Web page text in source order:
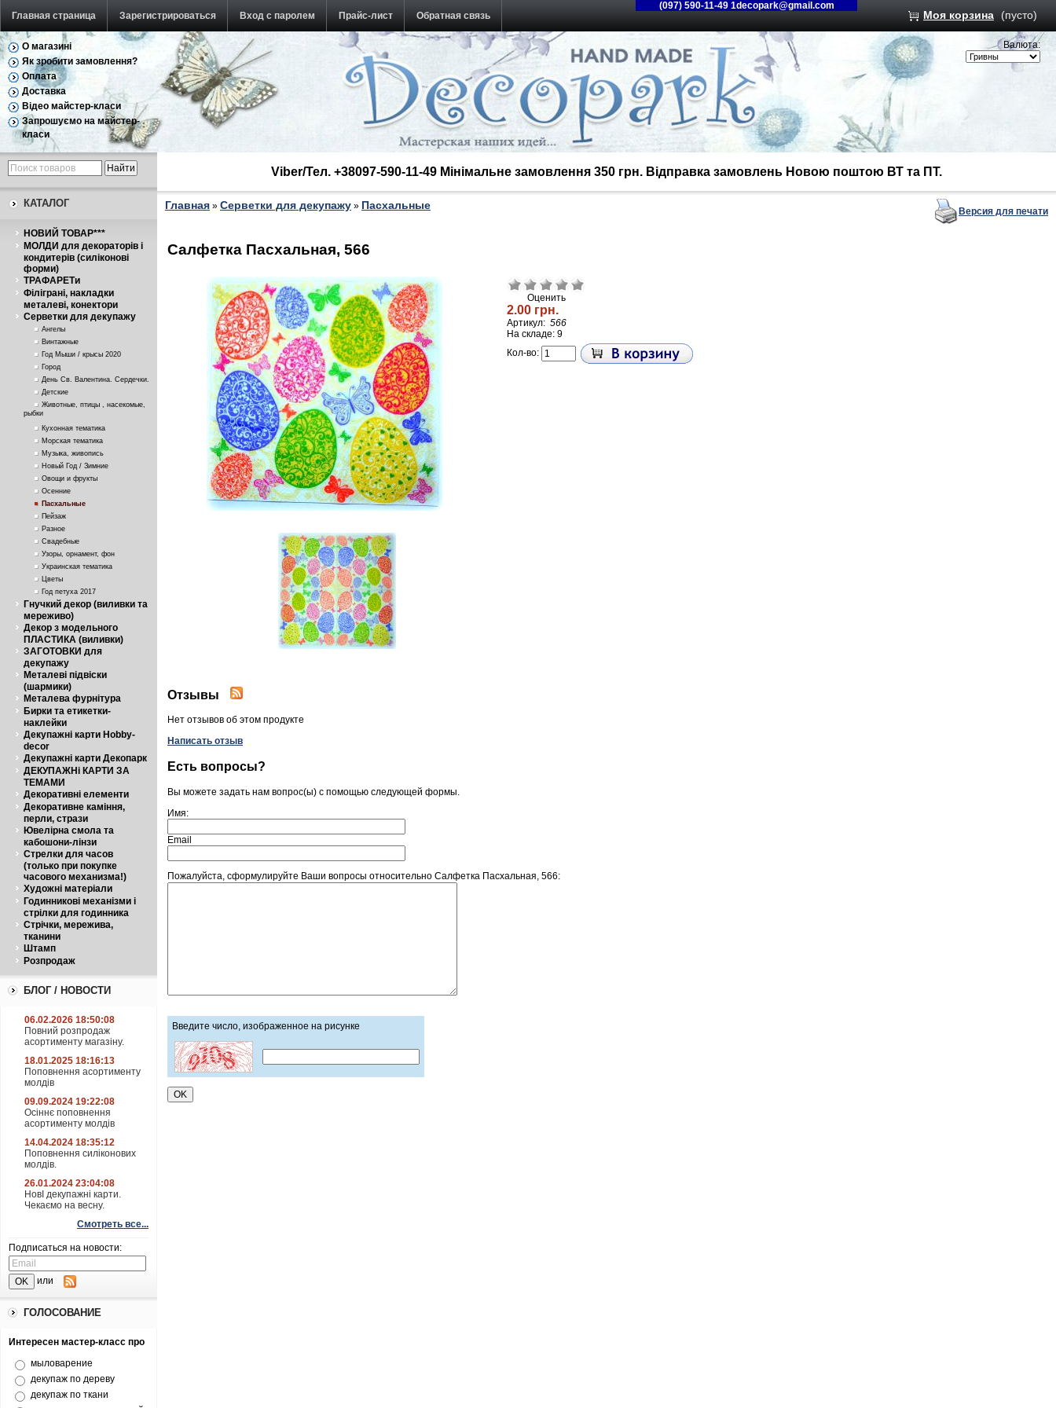
Главная страница Зарегистрироваться Вход с паролем Прайс-лист Обратная связь
(097) 590-11-49 1decopark@gmail.com
Моя корзина (пусто)
О магазині
Як зробити замовлення?
Оплата
Доставка
Відео майстер-класи
Запрошуємо на майстер-
класи
Валюта:
КАТАЛОГ
НОВИЙ ТОВАР***
МОЛДИ для декораторів і
кондитерів (силіконові
форми)
ТРАФАРЕТи
Філіграні, накладки
металеві, конектори
Серветки для декупажу
Ангелы
Винтажные
Год Мыши / крысы 2020
Город
День Св. Валентина. Сердечки.
Детские
Животные, птицы , насекомые,
рыбки
Кухонная тематика
Морская тематика
Музыка, живопись
Новый Год / Зимние
Овощи и фрукты
Осенние
Пасхальные
Пейзаж
Разное
Свадебные
Узоры, орнамент, фон
Украинская тематика
Цветы
Год петуха 2017
Гнучкий декор (виливки та
мереживо)
Декор з модельного
ПЛАСТИКА (виливки)
ЗАГОТОВКИ для
декупажу
Металеві підвіски
(шармики)
Металева фурнітура
Бирки та етикетки-
наклейки
Декупажні карти Hobby-
decor
Декупажні карти Декопарк
ДЕКУПАЖНі КАРТИ ЗА
ТЕМАМИ
Декоративні елементи
Декоративне каміння,
перли, стрази
Ювелірна смола та
кабошони-лінзи
Стрелки для часов
(только при покупке
часового механизма!)
Художні матеріали
Годинникові механізми і
стрілки для годинника
Стрічки, мережива,
тканини
Штамп
Розпродаж
БЛОГ / НОВОСТИ
06.02.2026 18:50:08
Повний розпродаж
асортименту магазіну.
18.01.2025 18:16:13
Поповнення асортименту
молдів
09.09.2024 19:22:08
Осіннє поповнення
асортименту молдів
14.04.2024 18:35:12
Поповнення силіконових
молдів.
26.01.2024 23:04:08
НовІ декупажні карти.
Чекаємо на весну.
Смотреть все...
Подписаться на новости:
или
ГОЛОСОВАНИЕ
Интересен мастер-класс про
мыловарение
декупаж по дереву
декупаж по ткани
Viber/Тел. +38097-590-11-49 Мінімальне замовлення 350 грн. Відправка замовлень Новою поштою ВТ та ПТ.
Главная » Серветки для декупажу » Пасхальные Версия для печати
Салфетка Пасхальная, 566
Оценить
2.00 грн.
Артикул: 566
На складе: 9
Кол-во:
Отзывы
Нет отзывов об этом продукте
Написать отзыв
Есть вопросы?
Вы можете задать нам вопрос(ы) с помощью следующей формы.
Имя:
Email
Пожалуйста, сформулируйте Ваши вопросы относительно Салфетка Пасхальная, 566:
Введите число, изображенное на рисунке